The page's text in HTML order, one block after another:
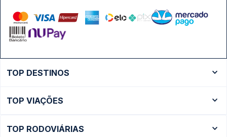
TOP DESTINOS
Ônibus São Paulo
TOP VIAÇÕES
TOP RODOVIÁRIAS